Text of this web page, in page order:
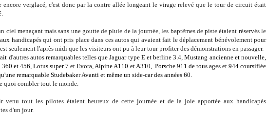
encore verglacé, c'est donc par la contre allée longeant le virage relevé que le tour de circuit était
ciel menaçant mais sans une goutte de pluie de la journée, les baptêmes de piste étaient réservés le
handicapés qui ont pris place dans ces autos qui avaient fait le déplacement bénévolement pour
seulement l'après midi que les visiteurs ont pu à leur tour profiter des démonstrations en passager.
d'autres autos remarquables telles que Jaguar type E et berline 3.4, Mustang ancienne et nouvelle,
360 et 456, Lotus super 7 et Evora, Alpine A110 et A310, Porsche 911 de tous ages et 944 coursifiée
remarquable Studebaker Avanti et même un side-car des années 60.
quoi combler tout le monde.
venu tout les pilotes étaient heureux de cette journée et de la joie apportée aux handicapés
d'un jour.